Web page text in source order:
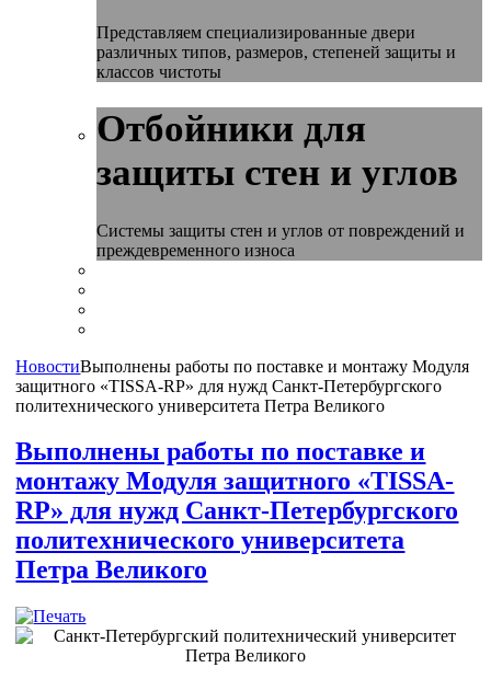
Представляем специализированные двери
различных типов, размеров, степеней защиты и
классов чистоты
Отбойники для
защиты стен и углов
Системы защиты стен и углов от повреждений и
преждевременного износа
НовостиВыполнены работы по поставке и монтажу Модуля
защитного «TISSA-RP» для нужд Санкт-Петербургского
политехнического университета Петра Великого
Выполнены работы по поставке и
монтажу Модуля защитного «TISSA-
RP» для нужд Санкт-Петербургского
политехнического университета
Петра Великого